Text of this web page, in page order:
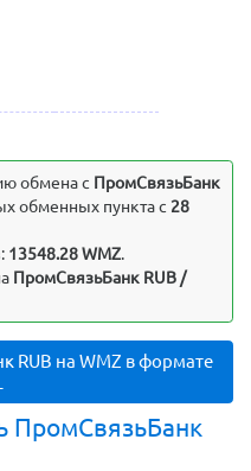
обмена c ПромСвязьБанк
обменных пункта с 28
13548.28 WMZ.
ПромСвязьБанк RUB /
RUB на WMZ в формате
ПромСвязьБанк